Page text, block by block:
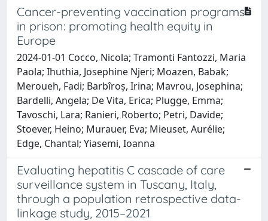
Cancer-preventing vaccination programs
in prison: promoting health equity in
Europe
2024-01-01 Cocco, Nicola; Tramonti Fantozzi, Maria
Paola; Ihuthia, Josephine Njeri; Moazen, Babak;
Meroueh, Fadi; Barbîroș, Irina; Mavrou, Josephina;
Bardelli, Angela; De Vita, Erica; Plugge, Emma;
Tavoschi, Lara; Ranieri, Roberto; Petri, Davide;
Stoever, Heino; Murauer, Eva; Mieuset, Aurélie;
Edge, Chantal; Yiasemi, Ioanna
Evaluating hepatitis C cascade of care
surveillance system in Tuscany, Italy,
through a population retrospective data-
linkage study, 2015–2021